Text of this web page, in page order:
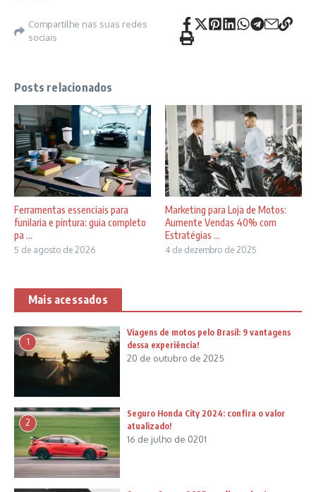
Compartilhe nas suas redes
sociais
Posts relacionados
Ferramentas essenciais para
funilaria e pintura: guia completo
pa ...
5 de agosto de 2026
Marketing para Loja de Motos:
Aumente Vendas 40% com
Estratégias ...
4 de dezembro de 2025
Mais acessados
1
Viagens de motos pelo Brasil: 9 vantagens
dessa experiência!
20 de outubro de 2025
2
Seguro Honda City 2024: confira o valor
atualizado!
16 de julho de 0201